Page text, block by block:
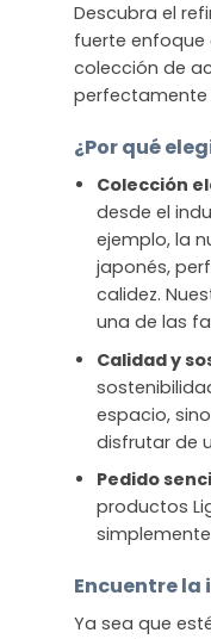
Descubra el
fuerte enfoque
colección de
perfectamente
¿Por qué
Colección
desde el
ejemplo, la
japonés,
calidez.
una de las
Calidad y
espacio,
disfrutar de
Pedido
productos
Encuentre la
Ya sea que